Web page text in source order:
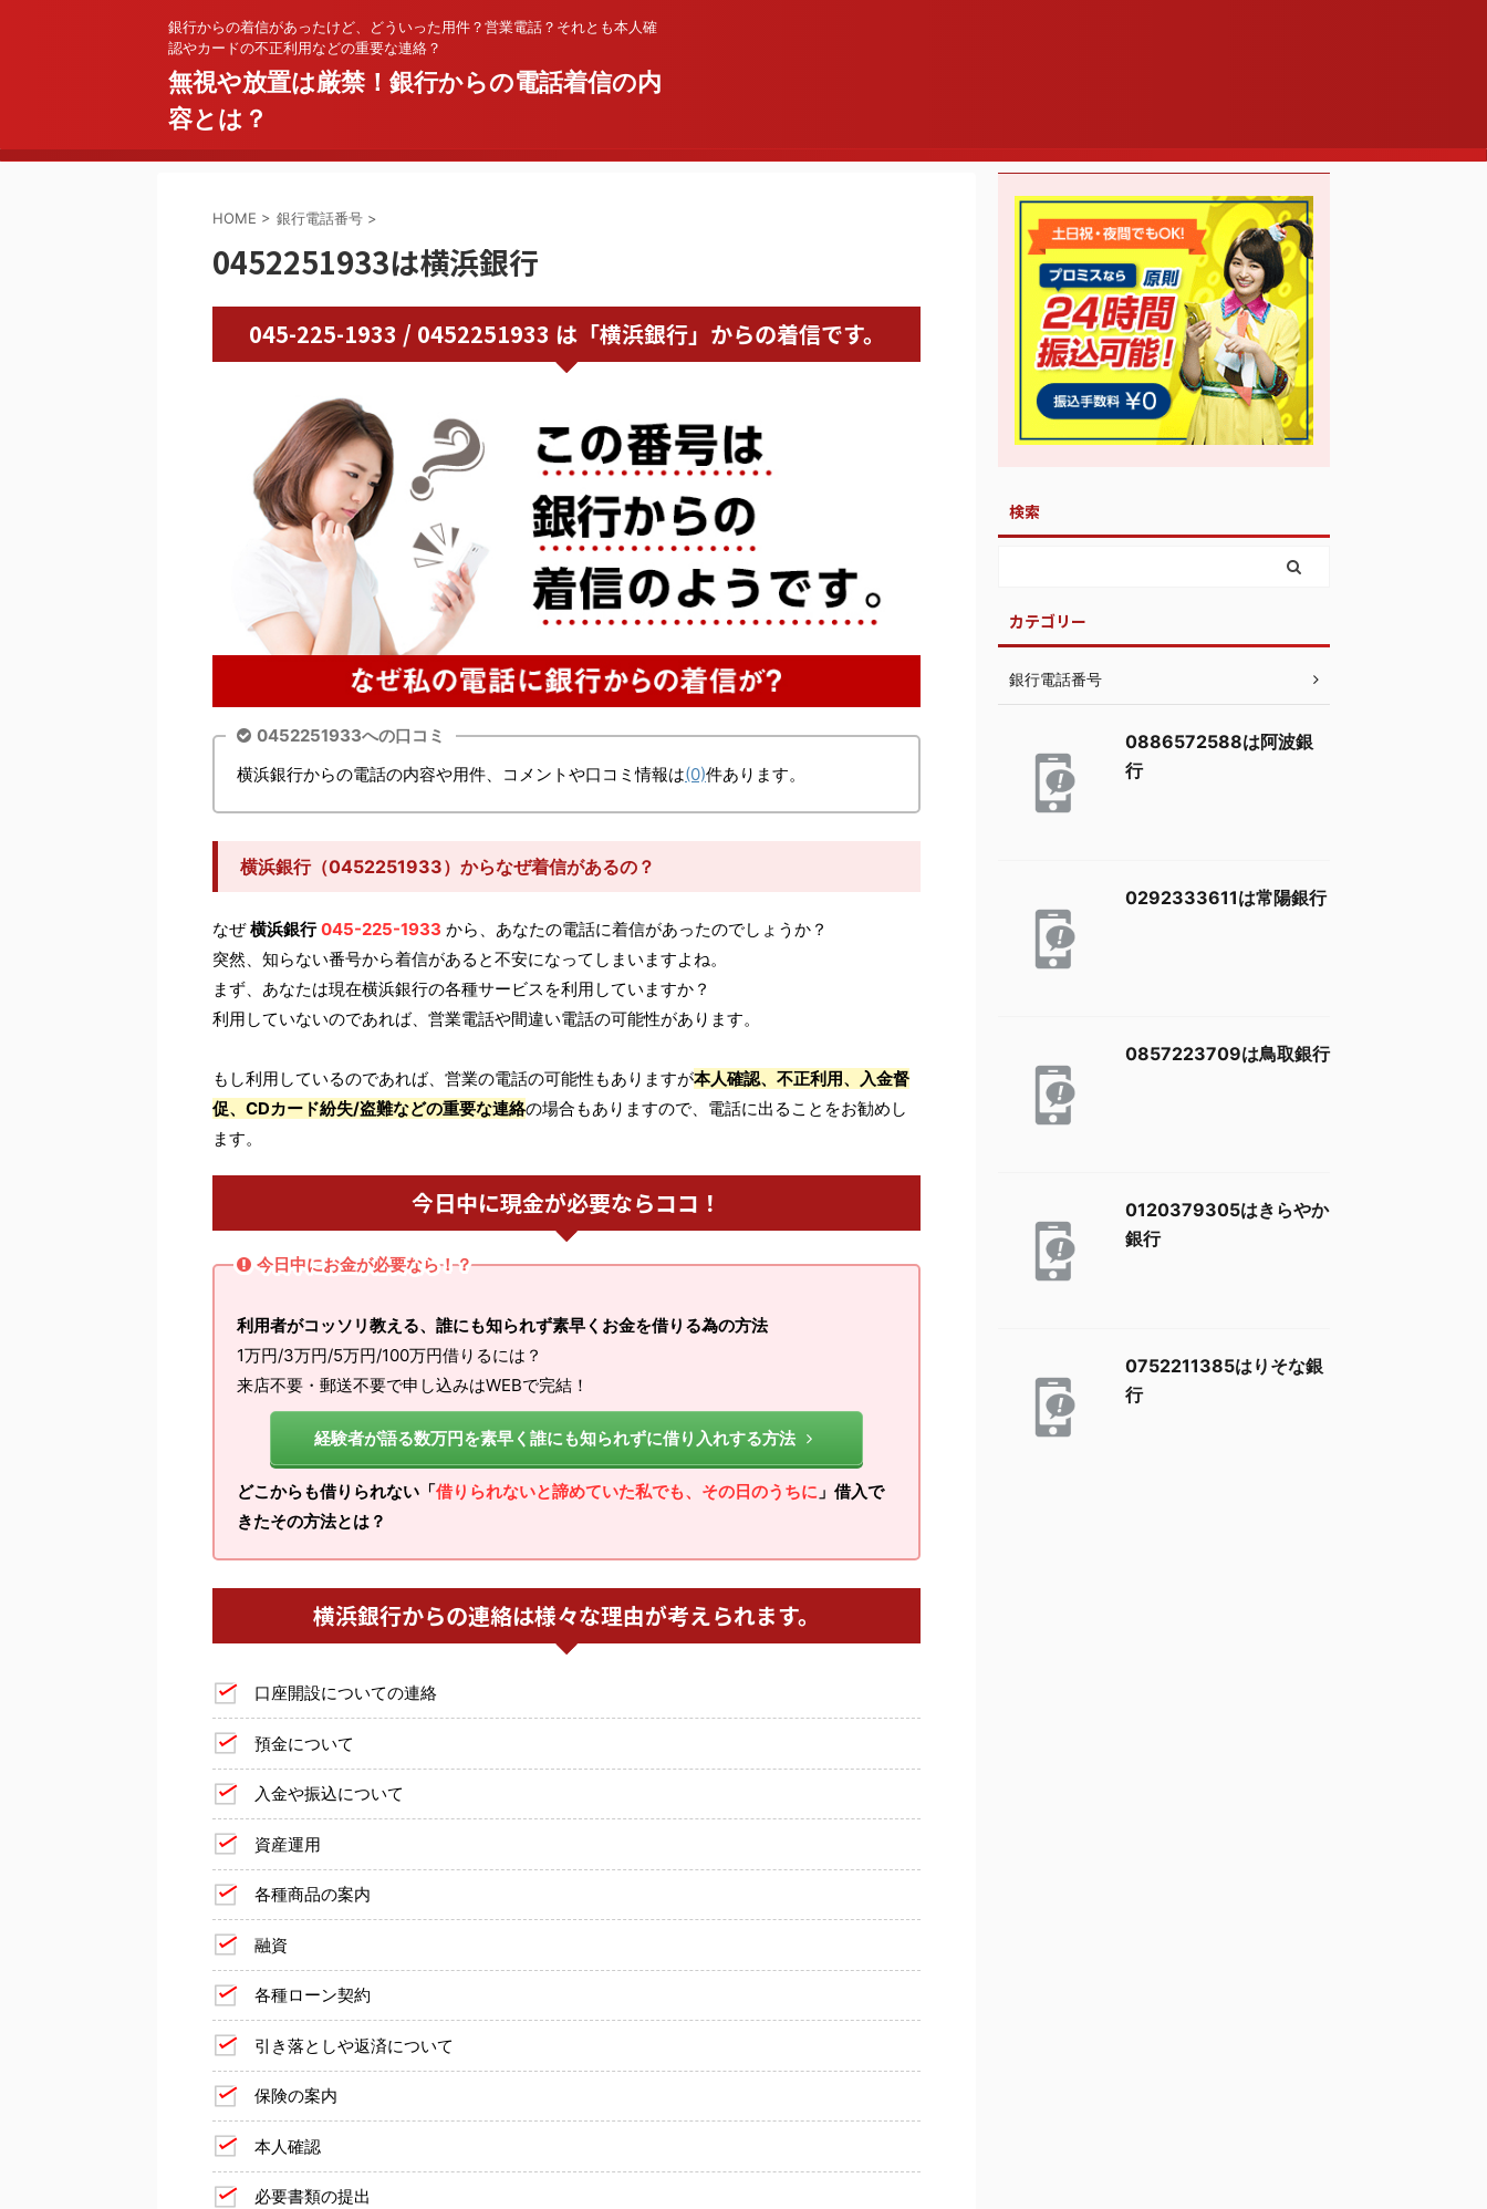
銀行からの着信があったけど、どういった用件？営業電話？それとも本人確
認やカードの不正利用などの重要な連絡？
無視や放置は厳禁！銀行からの電話着信の内
容とは？
HOME > 銀行電話番号 >
0452251933は横浜銀行
045-225-1933 / 0452251933 は「横浜銀行」からの着信です。
0452251933への口コミ
横浜銀行からの電話の内容や用件、コメントや口コミ情報は(0)件あります。
横浜銀行（0452251933）からなぜ着信があるの？
なぜ横浜銀行 045-225-1933 から、あなたの電話に着信があったのでしょうか？
突然、知らない番号から着信があると不安になってしまいますよね。
まず、あなたは現在横浜銀行の各種サービスを利用していますか？
利用していないのであれば、営業電話や間違い電話の可能性があります。
もし利用しているのであれば、営業の電話の可能性もありますが本人確認、不正利用、入金督
促、CDカード紛失/盗難などの重要な連絡の場合もありますので、電話に出ることをお勧めし
ます。
今日中に現金が必要ならココ！
今日中にお金が必要なら！？
利用者がコッソリ教える、誰にも知られず素早くお金を借りる為の方法
1万円/3万円/5万円/100万円借りるには？
来店不要・郵送不要で申し込みはWEBで完結！
経験者が語る数万円を素早く誰にも知られずに借り入れする方法
どこからも借りられない「借りられないと諦めていた私でも、その日のうちに 」借入で
きたその方法とは？
横浜銀行からの連絡は様々な理由が考えられます。
口座開設についての連絡
預金について
入金や振込について
資産運用
各種商品の案内
融資
各種ローン契約
引き落としや返済について
保険の案内
本人確認
必要書類の提出
検索
カテゴリー
銀行電話番号
0886572588は阿波銀
行
0292333611は常陽銀行
0857223709は鳥取銀行
0120379305はきらやか
銀行
0752211385はりそな銀
行